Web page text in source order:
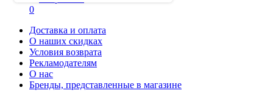
0
Доставка и оплата
О наших скидках
Условия возврата
Рекламодателям
О нас
Бренды, представленные в магазине